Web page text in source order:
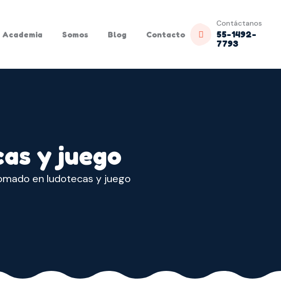
Academia Somos Blog Contacto
Contáctanos
55-1492-
7793
y juego
en ludotecas y juego